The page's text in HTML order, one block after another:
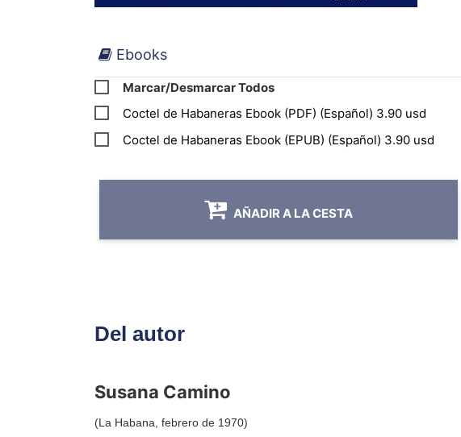
Ebooks
Marcar/Desmarcar Todos
Coctel de Habaneras Ebook (PDF) (Español) 3.90 usd
Coctel de Habaneras Ebook (EPUB) (Español) 3.90 usd
AÑADIR A LA CESTA
Del autor
Susana Camino
(La Habana, febrero de 1970)